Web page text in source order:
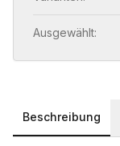
Ausgewählt:
Beschreibung